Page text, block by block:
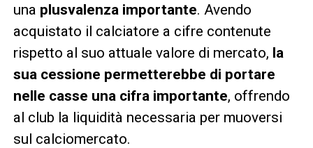
una plusvalenza importante. Avendo
acquistato il calciatore a cifre contenute
rispetto al suo attuale valore di mercato, la
sua cessione permetterebbe di portare
nelle casse una cifra importante, offrendo
al club la liquidità necessaria per muoversi
sul calciomercato.